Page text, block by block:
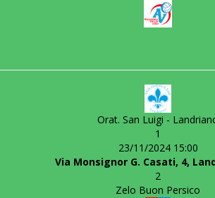
Orat. San Luigi -
1
23/11/2024 15:00
Via Monsignor G. Casati, 4,
2
Zelo Buon Persico